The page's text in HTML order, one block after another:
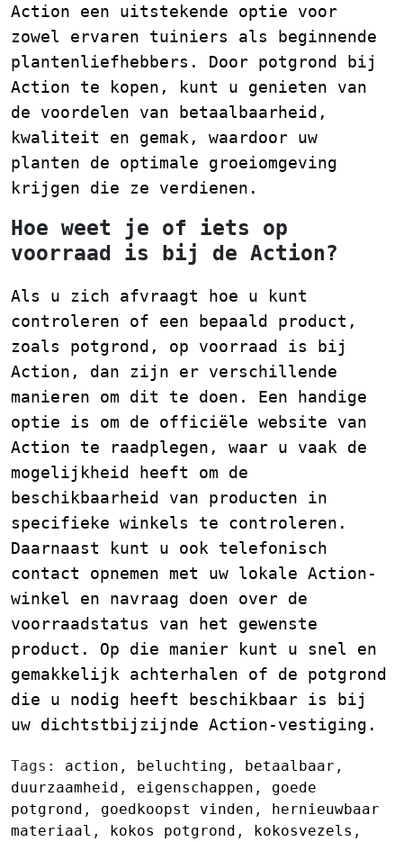
Action een uitstekende optie voor
zowel ervaren tuiniers als beginnende
plantenliefhebbers. Door potgrond bij
Action te kopen, kunt u genieten van
de voordelen van betaalbaarheid,
kwaliteit en gemak, waardoor uw
planten de optimale groeiomgeving
krijgen die ze verdienen.
Hoe weet je of iets op
voorraad is bij de Action?
Als u zich afvraagt hoe u kunt
controleren of een bepaald product,
zoals potgrond, op voorraad is bij
Action, dan zijn er verschillende
manieren om dit te doen. Een handige
optie is om de officiële website van
Action te raadplegen, waar u vaak de
mogelijkheid heeft om de
beschikbaarheid van producten in
specifieke winkels te controleren.
Daarnaast kunt u ook telefonisch
contact opnemen met uw lokale Action-
winkel en navraag doen over de
voorraadstatus van het gewenste
product. Op die manier kunt u snel en
gemakkelijk achterhalen of de potgrond
die u nodig heeft beschikbaar is bij
uw dichtstbijzijnde Action-vestiging.
Tags: action , beluchting , betaalbaar ,
duurzaamheid , eigenschappen , goede
potgrond , goedkoopst vinden , hernieuwbaar
materiaal , kokos potgrond , kokosvezels ,